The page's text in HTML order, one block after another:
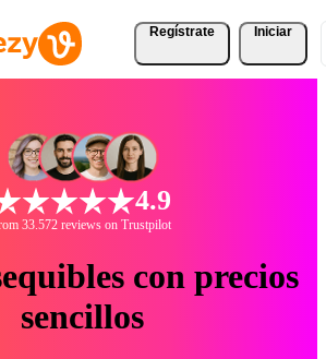
Regístrate Iniciar
4.9
33.572 reviews on Trustpilot
con precios
sencillos